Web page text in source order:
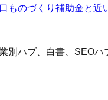
ものづくり補助金と近
別ハブ、白書、SEOハ